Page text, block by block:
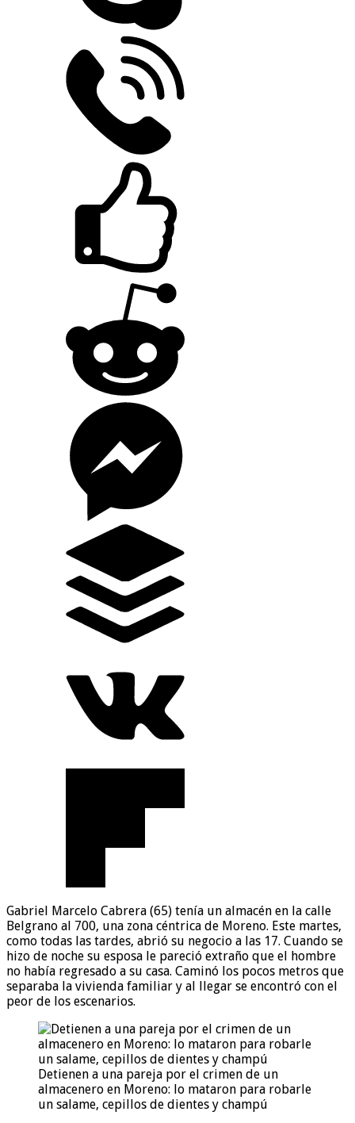
Gabriel Marcelo Cabrera (65) tenía un almacén en la calle
Belgrano al 700, una zona céntrica de Moreno. Este martes,
como todas las tardes, abrió su negocio a las 17. Cuando se
hizo de noche su esposa le pareció extraño que el hombre
no había regresado a su casa. Caminó los pocos metros que
separaba la vivienda familiar y al llegar se encontró con el
peor de los escenarios.
Detienen a una pareja por el crimen de un
almacenero en Moreno: lo mataron para robarle
un salame, cepillos de dientes y champú